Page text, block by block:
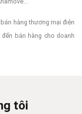
hàng thương mại điện
bán hàng cho doanh
tôi